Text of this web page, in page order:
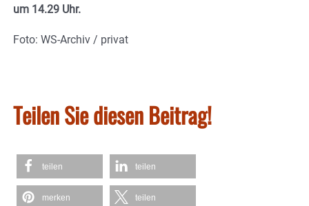
um 14.29 Uhr.
Foto: WS-Archiv / privat
Teilen Sie diesen Beitrag!
teilen teilen
merken teilen